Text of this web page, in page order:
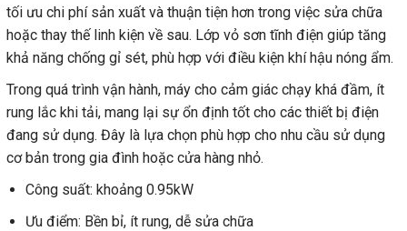
tối ưu chi phí sản xuất và thuận tiện hơn trong việc sửa chữa
hoặc thay thế linh kiện về sau. Lớp vỏ sơn tĩnh điện giúp tăng
khả năng chống gỉ sét, phù hợp với điều kiện khí hậu nóng ẩm.
Trong quá trình vận hành, máy cho cảm giác chạy khá đầm, ít
rung lắc khi tải, mang lại sự ổn định tốt cho các thiết bị điện
đang sử dụng. Đây là lựa chọn phù hợp cho nhu cầu sử dụng
cơ bản trong gia đình hoặc cửa hàng nhỏ.
Công suất: khoảng 0.95kW
Ưu điểm: Bền bỉ, ít rung, dễ sửa chữa